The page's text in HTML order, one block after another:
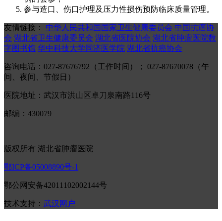
参与造口、伤口护理及压力性损伤预防临床质量管理。
友情链接： 中华人民共和国国家卫生健康委员会 中国抗癌协
会 湖北省卫生健康委员会 湖北省医院协会 湖北省肿瘤医院数
字图书馆 华中科技大学同济医学院 湖北省抗癌协会
咨询电话：027-87676792（工作时间）； 027-87670078（午
间、夜间、节假日）
医院地址：武汉市洪山区卓刀泉南路116号
邮编：430079
版权所有 湖北省肿瘤医院
鄂ICP备05008890号-1
鄂公网安备42011102002144号
技术支持： 武汉网户